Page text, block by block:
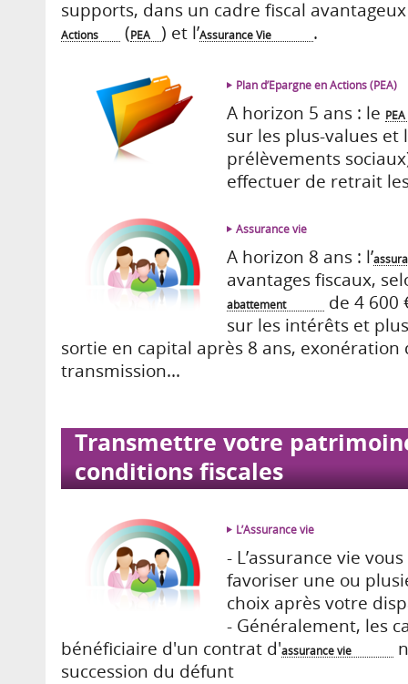
supports, dans un cadre fiscal avantageux
Actions (PEA ) et l’Assurance Vie .
Plan d’Epargne en Actions (PEA)
A horizon 5 ans : le PEA
sur les plus-values
prélèvements
effectuer de retrait
Assurance vie
A horizon 8 ans : l’
avantages fiscaux,
abattement
de 4 600
sur les intérêts et
sortie en capital après 8 ans, exonération
transmission...
Transmettre votre
conditions fiscales
L’Assurance vie
­- L’assuranc­e vie
favoriser une ou
choix après votre
­­­- Généralement, les
bénéficiaire d'un contrat d'assurance vie
succession du défunt